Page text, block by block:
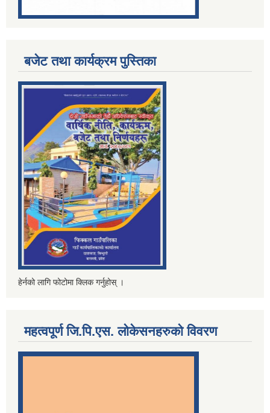
बजेट तथा कार्यक्रम पुस्तिका
हेर्नको लागि फोटोमा क्लिक गर्नुहोस् ।
महत्वपूर्ण जि.पि.एस. लोकेसनहरुको विवरण